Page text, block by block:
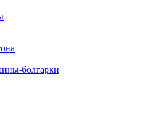
болгарки